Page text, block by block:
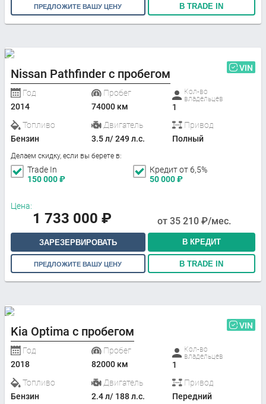
ПРЕДЛОЖИТЕ ВАШУ ЦЕНУ В TRADE IN
Nissan Pathfinder с пробегом VIN
Год
2014
Пробег
74000 км
Кол-во
владельцев
1
Топливо
Бензин
Двигатель
3.5 л/ 249 л.с.
Привод
Полный
Делаем скидку, если вы берете в:
Trade In
150 000₽
Кредит от 6,5%
50 000₽
Цена:
1 733 000 ₽ от 35 210 ₽/мес.
ЗАРЕЗЕРВИРОВАТЬ В КРЕДИТ
ПРЕДЛОЖИТЕ ВАШУ ЦЕНУ В TRADE IN
Kia Optima с пробегом VIN
Год
2018
Пробег
82000 км
Кол-во
владельцев
1
Топливо
Бензин
Двигатель
2.4 л/ 188 л.с.
Привод
Передний